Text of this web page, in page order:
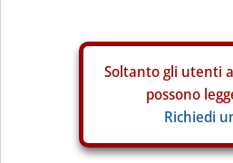
Soltanto gli utenti
possono
Richiedi